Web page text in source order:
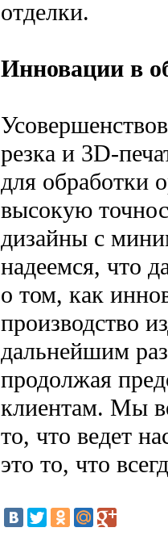
отделки.
Инновации в
резка и 3D-
для обработки
высокую
дизайны с
надеемся, что
о том, как
производство
дальнейшим
продолжая
клиентам. Мы
то, что ведет
это то, что